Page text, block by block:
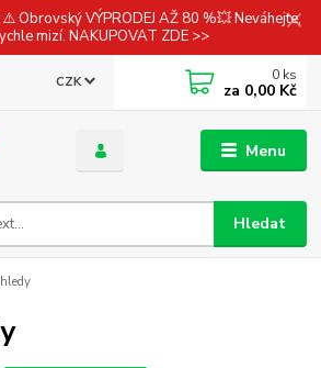
Obrovský VÝPRODEJ AŽ 80 %💥 Neváhejte,
mizí. NAKUPOVAT ZDE >>
Menu
CZK
Hledat
0 ks
za 0,00 Kč